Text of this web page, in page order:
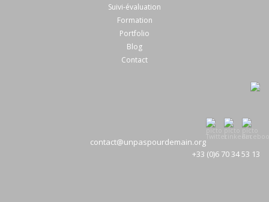
Suivi-évaluation
Formation
Portfolio
Blog
Contact
contact@unpaspourdemain.org
+33 (0)6 70 34 53 13